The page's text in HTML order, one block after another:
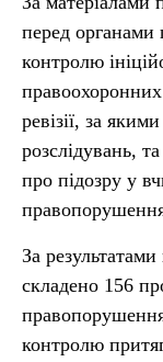
перед органами
контролю
ревізії, за
розслідувань,
про підозру у
За
складено 156
контролю